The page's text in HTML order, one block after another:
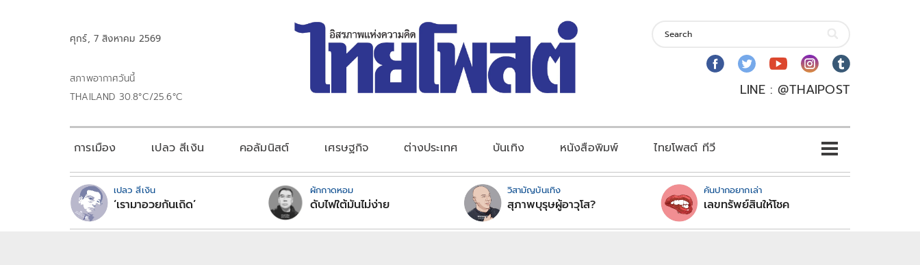
ศุกร์, 7 สิงหาคม 2569
สภาพอากาศวันนี้
THAILAND 30.8°C/25.6°C
LINE : @THAIPOST
การเมือง เปลว สีเงิน คอลัมนิสต์ เศรษฐกิจ ต่างประเทศ บันเทิง หนังสือพิมพ์ ไทยโพสต์ ทีวี
เปลว สีเงิน
‘เรามาอวยกันเถิด’
ผักกาดหอม
ดับไฟใต้มันไม่ง่าย
วิสามัญบันเทิง
สุภาพบุรุษผู้อาวุโส?
คันปากอยากเล่า
เลขทรัพย์สินให้โชค